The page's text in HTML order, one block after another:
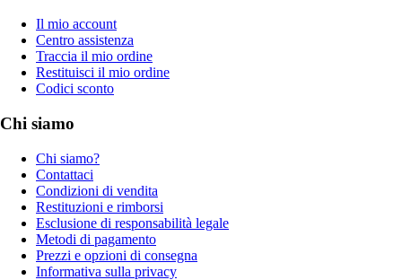
Il mio account
Centro assistenza
Traccia il mio ordine
Restituisci il mio ordine
Codici sconto
Chi siamo
Chi siamo?
Contattaci
Condizioni di vendita
Restituzioni e rimborsi
Esclusione di responsabilità legale
Metodi di pagamento
Prezzi e opzioni di consegna
Informativa sulla privacy